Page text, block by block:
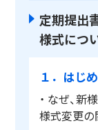
定期提出
様式につ
１．はじ
・ なぜ、新
様式変更の